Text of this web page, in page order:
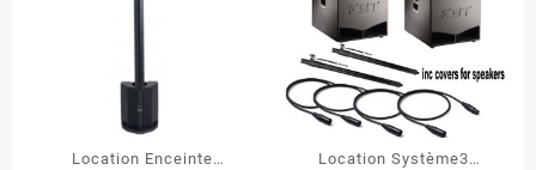
Location Enceinte
Location Système3